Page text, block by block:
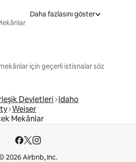
Daha fazlasını göster
için geçerli istisnalar söz
Devletleri Idaho
Weiser
Mekânlar
2026 Airbnb, Inc.